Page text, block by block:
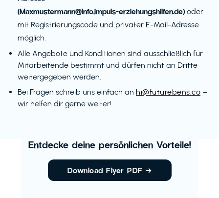
(Maxmustermann@Info,impuls-erziehungshilfen.de) oder
mit Registrierungscode und privater E-Mail-Adresse
möglich.
Alle Angebote und Konditionen sind ausschließlich für
Mitarbeitende bestimmt und dürfen nicht an Dritte
weitergegeben werden.
Bei Fragen schreib uns einfach an hi@futurebens.co –
wir helfen dir gerne weiter!
Entdecke deine persönlichen Vorteile!
Download Flyer PDF →